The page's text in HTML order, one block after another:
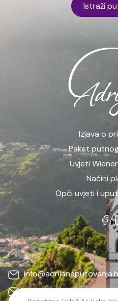
Istraži
Izjava o
Paket
Uvjeti
Načini
Opći uvjeti i